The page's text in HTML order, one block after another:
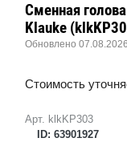
Арт. klkKP303
ID: 63901927
Сменная
Klauke
Обновлено
Стоимость